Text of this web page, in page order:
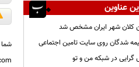
شما
عناوین
کلان شهر ایران مشخص شد
شدگان روی سایت تامین اجتماعی
در شبکه من و تو